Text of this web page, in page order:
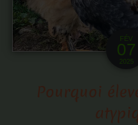
FÉV
07
2025